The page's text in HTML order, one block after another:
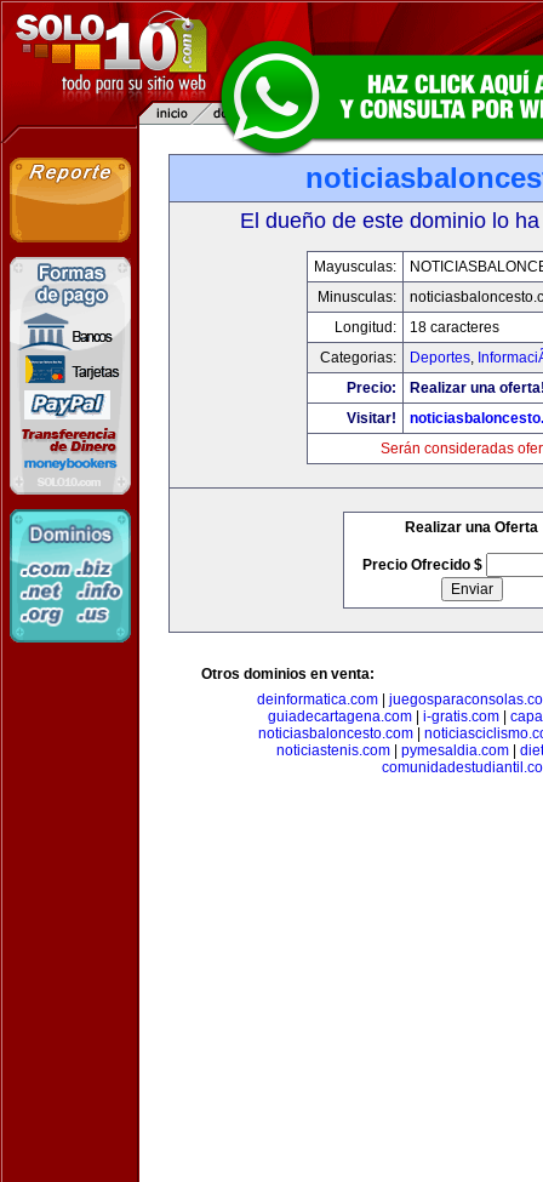
El dueño de este dominio lo
Mayusculas:
Minusculas:
Longitud:
18 caracteres
Categorias:
Deportes,
Precio:
Realizar una
Visitar!
Serán consideradas
Realizar una Oferta
Precio Ofrecido $
Otros dominios en venta:
deinformatica.com
guiadecartagena.com| i-gratis.com|
noticiasbaloncesto.com
noticiastenis.com
pymesaldia.com